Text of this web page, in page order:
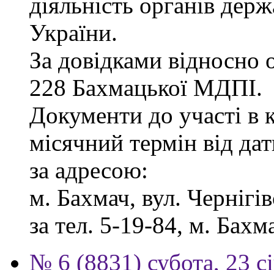
України.
За довідками відносно
228 Бахмацької МДПІ.
Документи до участі в
місячний термін від
за адресою:
м. Бахмач, вул.
за тел. 5-19-84, м.
№ 6 (8831) субота, 23